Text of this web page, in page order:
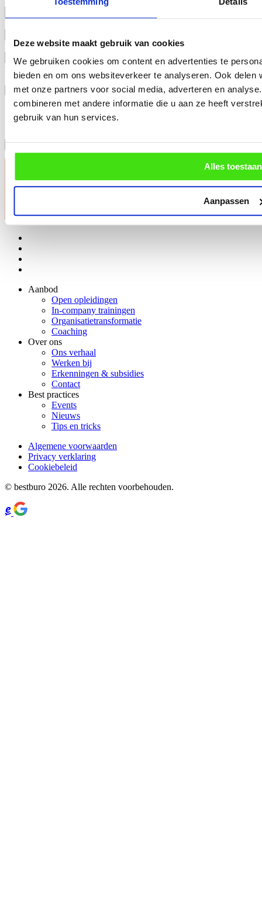
Deze website maakt gebruik van cookies
We gebruiken cookies om content en advertenties te
bieden en om ons websiteverkeer te analyseren. Ook
met onze partners voor social media, adverteren en
combineren met andere informatie die u aan ze heeft
gebruik van hun services.
Alles toestaan
Aanpassen
Functie
Bedrijf*
Dit veld is verborgen bij het bekijken van het formulier
Interesse in
Consent*
Ik ga akkoord met de verwerking van mijn gegevens zoals
Inschrijven wachtlijst
Aanbod
Open opleidingen
In-company trainingen
Organisatietransformatie
Coaching
Over ons
Ons verhaal
Werken bij
Erkenningen & subsidies
Contact
Best practices
Events
Nieuws
Tips en tricks
Algemene voorwaarden
Privacy verklaring
Cookiebeleid
© bestburo 2026. Alle rechten voorbehouden.